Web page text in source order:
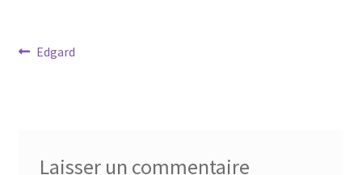
Navigation
Article
Edgard
Laisser un commentaire